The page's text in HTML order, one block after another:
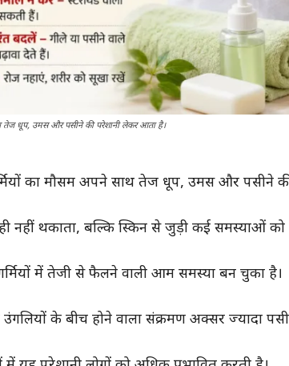
धूप, उमस और पसीने की परेशानी लेकर आता है।
का मौसम अपने साथ तेज धूप, उमस और पसीने
नहीं थकाता, बल्कि स्किन से जुड़ी कई समस्याओं को
में तेजी से फैलने वाली आम समस्या बन चुका है।
के बीच होने वाला संक्रमण अक्सर ज्यादा